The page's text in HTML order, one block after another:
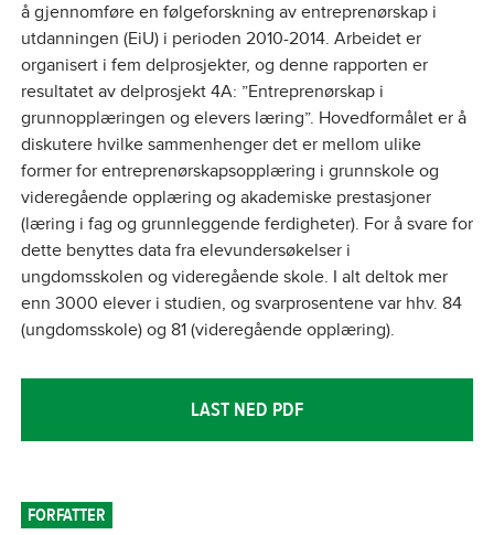
å gjennomføre en følgeforskning av entreprenørskap i
utdanningen (EiU) i perioden 2010-2014. Arbeidet er
organisert i fem delprosjekter, og denne rapporten er
resultatet av delprosjekt 4A: ”Entreprenørskap i
grunnopplæringen og elevers læring”. Hovedformålet er å
diskutere hvilke sammenhenger det er mellom ulike
former for entreprenørskapsopplæring i grunnskole og
videregående opplæring og akademiske prestasjoner
(læring i fag og grunnleggende ferdigheter). For å svare for
dette benyttes data fra elevundersøkelser i
ungdomsskolen og videregående skole. I alt deltok mer
enn 3000 elever i studien, og svarprosentene var hhv. 84
(ungdomsskole) og 81 (videregående opplæring).
LAST NED PDF
FORFATTER